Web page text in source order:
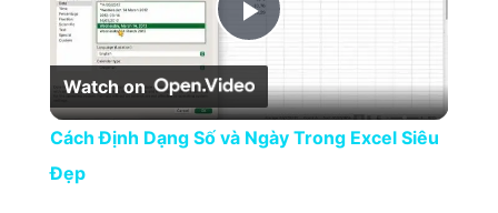
Play Video
Watch on
Cách Định Dạng Số và Ngày Trong Excel Siêu
Đẹp